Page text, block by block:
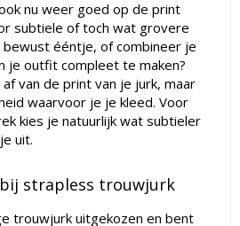
nu weer goed op de print
subtiele of toch wat grovere
ééntje, of combineer je
je outfit compleet te maken?
van de print van je jurk, maar
waarvoor je je kleed. Voor
kies je natuurlijk wat subtieler
uit.
strapless trouwjurk
trouwjurk uitgekozen en bent